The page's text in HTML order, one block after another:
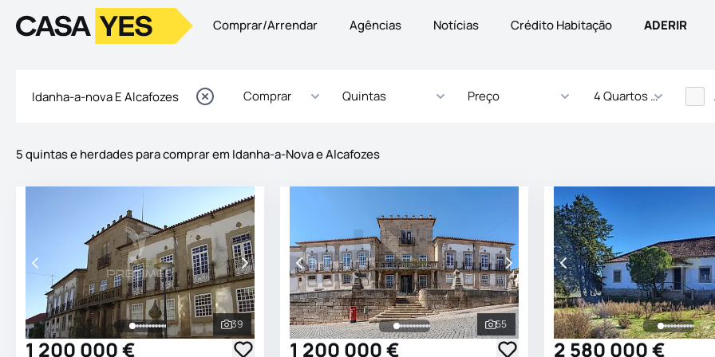
LogoIr para a homepage Comprar/Arrendar Agências Notícias Crédito Habitação ADERIR
Comprar Quintas Preço 4 Quartos - ... Quartos
5 quintas e herdades para comprar em Idanha-a-Nova e Alcafozes
Ver todas as fotografias
39
1 200 000 €
Ver todas as fotografias
55
1 200 000 € 2 580 000 €